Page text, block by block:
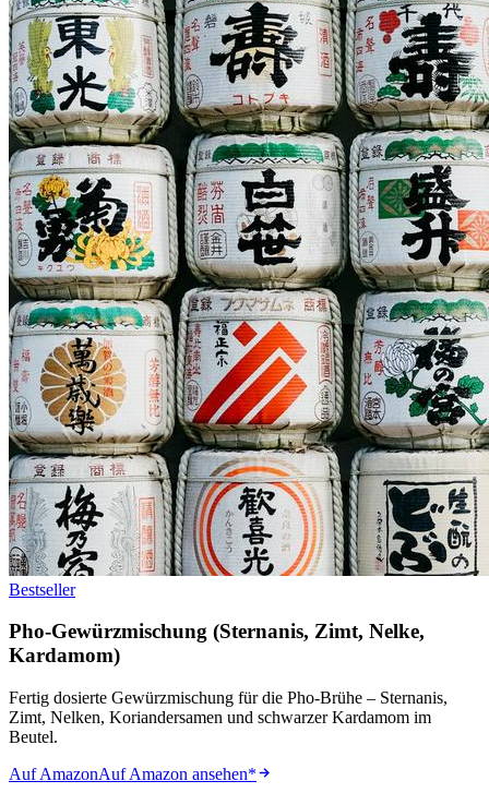
Bestseller
Pho-Gewürzmischung (Sternanis, Zimt, Nelke,
Kardamom)
Fertig dosierte Gewürzmischung für die Pho-Brühe – Sternanis,
Zimt, Nelken, Koriandersamen und schwarzer Kardamom im
Beutel.
Auf AmazonAuf Amazon ansehen*